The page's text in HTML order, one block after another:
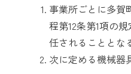
事業所ごとに多賀
程第12条第1項の
任されることとな
次に定める機械器